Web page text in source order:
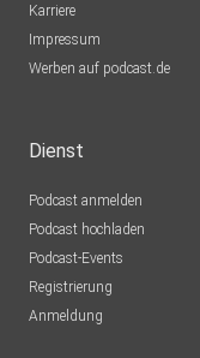
Karriere
Impressum
Werben auf podcast.de
Dienst
Podcast anmelden
Podcast hochladen
Podcast-Events
Registrierung
Anmeldung